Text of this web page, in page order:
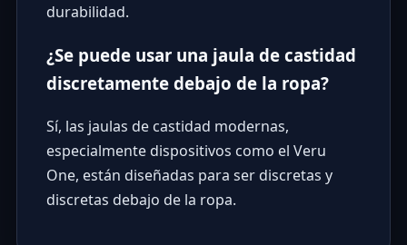
durabilidad.
¿Se puede usar una jaula de castidad
discretamente debajo de la ropa?
Sí, las jaulas de castidad modernas,
especialmente dispositivos como el Veru
One, están diseñadas para ser discretas y
discretas debajo de la ropa.